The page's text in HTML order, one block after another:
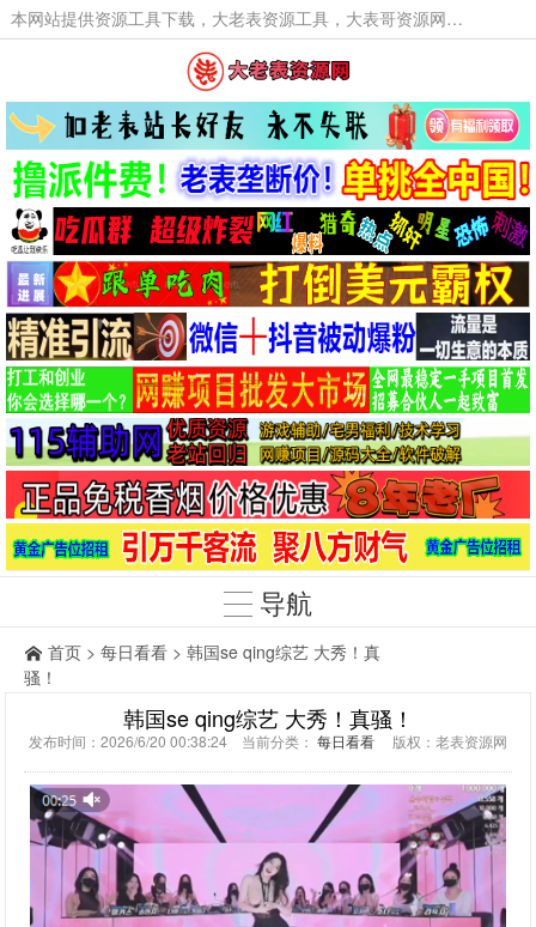
本网站提供资源工具下载，大老表资源工具，大表哥资源网软件工具，大老表资源下载，活动线报福利资源分享,活动线报，大型网游经典游戏，网络热门技术游戏辅助交流与分享。
导航
首页 > 每日看看 > 韩国se qing综艺 大秀！真
骚！
韩国se qing综艺 大秀！真骚！
发布时间：2026/6/20 00:38:24 当前分类： 每日看看 版权：老表资源网